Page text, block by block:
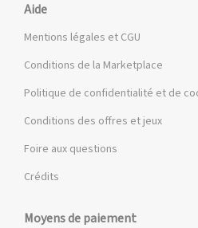
Aide
Mentions légales et CGU
Conditions de la Marketplace
Politique de confidentialité et de
Conditions des offres et jeux
Foire aux questions
Crédits
Moyens de paiement